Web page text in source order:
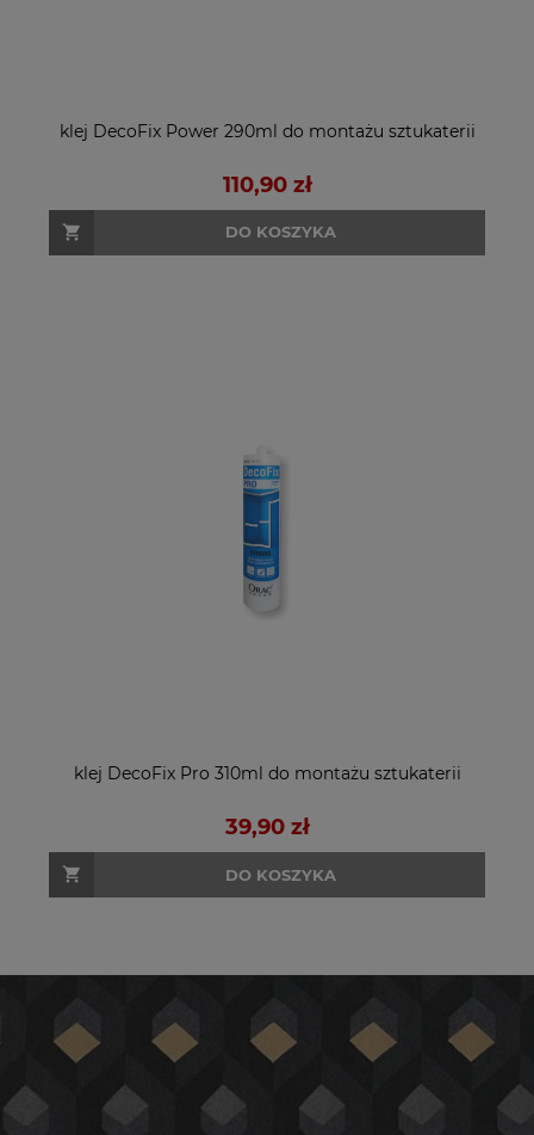
klej DecoFix Power 290ml do montażu sztukaterii
110,90 zł
DO KOSZYKA
klej DecoFix Pro 310ml do montażu sztukaterii
39,90 zł
DO KOSZYKA